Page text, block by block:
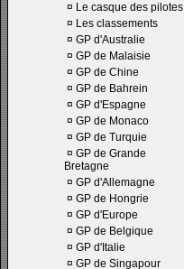
¤ Le casque des pilotes
¤ Les classements
¤ GP d'Australie
¤ GP de Malaisie
¤ GP de Chine
¤ GP de Bahrein
¤ GP d'Espagne
¤ GP de Monaco
¤ GP de Turquie
¤ GP de Grande
Bretagne
¤ GP d'Allemagne
¤ GP de Hongrie
¤ GP d'Europe
¤ GP de Belgique
¤ GP d'Italie
¤ GP de Singapour